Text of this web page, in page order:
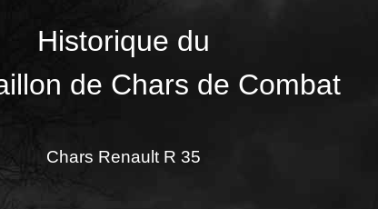
Historique du
de Chars de Combat
Chars Renault R 35